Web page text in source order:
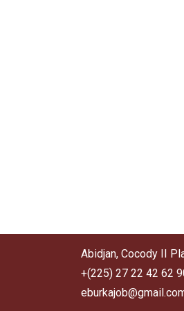
Abidjan, Cocody II
+(225) 27 22 42 62